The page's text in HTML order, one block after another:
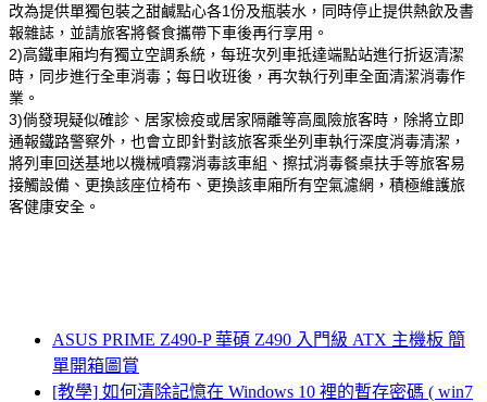
改為提供單獨包裝之甜鹹點心各1份及瓶裝水，同時停止提供熱飲及書
報雜誌，並請旅客將餐食攜帶下車後再行享用。
2)高鐵車廂均有獨立空調系統，每班次列車抵達端點站進行折返清潔
時，同步進行全車消毒；每日收班後，再次執行列車全面清潔消毒作
業。
3)倘發現疑似確診、居家檢疫或居家隔離等高風險旅客時，除將立即
通報鐵路警察外，也會立即針對該旅客乘坐列車執行深度消毒清潔，
將列車回送基地以機械噴霧消毒該車組、擦拭消毒餐桌扶手等旅客易
接觸設備、更換該座位椅布、更換該車廂所有空氣濾網，積極維護旅
客健康安全。
ASUS PRIME Z490-P 華碩 Z490 入門級 ATX 主機板 簡
單開箱圖賞
[教學] 如何清除記憶在 Windows 10 裡的暫存密碼 ( win7